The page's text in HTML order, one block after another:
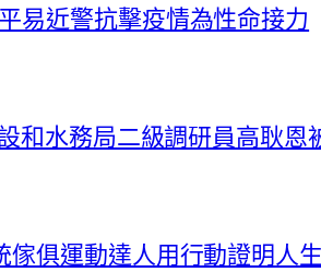
易近警抗擊疫情為性命接力
和水務局二級調研員高耿恩
俱運動達人用行動證明人